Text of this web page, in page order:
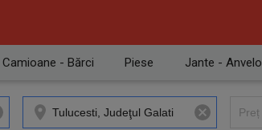
Camioane - Bărci Piese Jante -